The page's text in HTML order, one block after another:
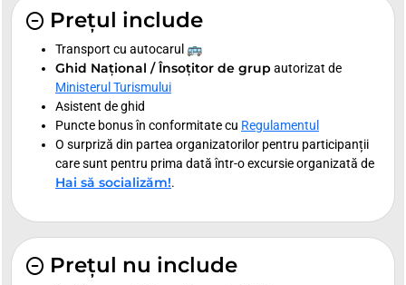
Prețul include
Transport cu autocarul 🚌
Ghid Național / Însoțitor de grup autorizat de
Ministerul Turismului
Asistent de ghid
Puncte bonus în conformitate cu Regulamentul
O surpriză din partea organizatorilor pentru participanții
care sunt pentru prima dată într-o excursie organizată de
Hai să socializăm!.
Prețul nu include